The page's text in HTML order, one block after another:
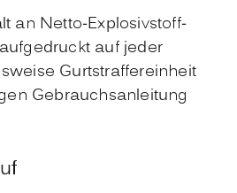
an Netto-Explosivstoff-
auf jeder
Gurtstraffereinheit
Gebrauchsanleitung